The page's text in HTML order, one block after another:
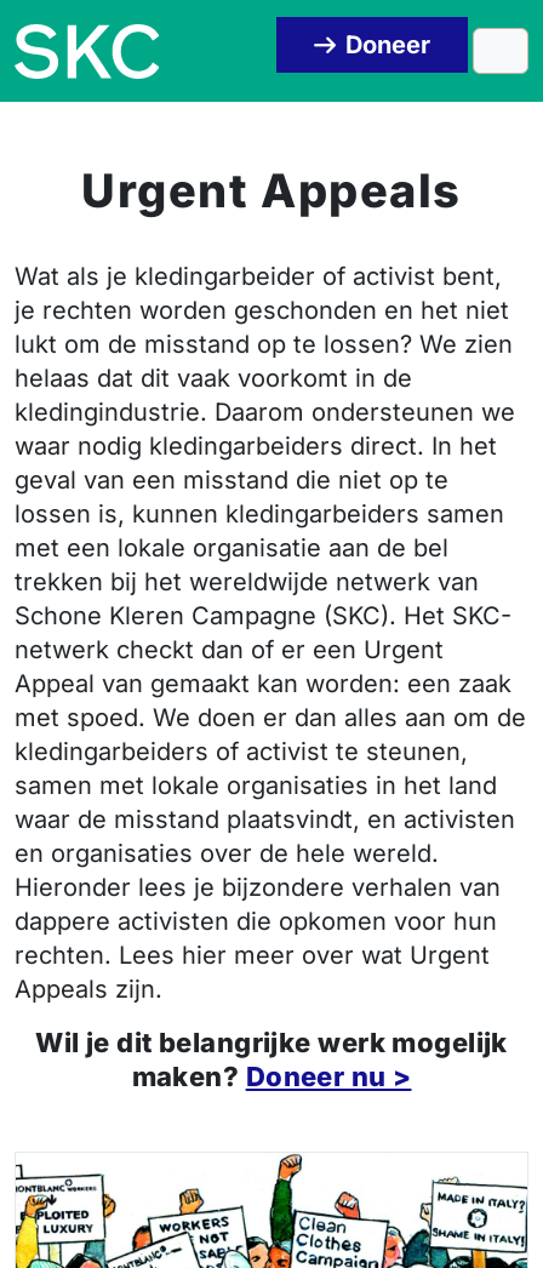
Doneer
Urgent Appeals
Wat als je kledingarbeider of activist bent,
je rechten worden geschonden en het niet
lukt om de misstand op te lossen? We zien
helaas dat dit vaak voorkomt in de
kledingindustrie. Daarom ondersteunen we
waar nodig kledingarbeiders direct. In het
geval van een misstand die niet op te
lossen is, kunnen kledingarbeiders samen
met een lokale organisatie aan de bel
trekken bij het wereldwijde netwerk van
Schone Kleren Campagne (SKC). Het SKC-
netwerk checkt dan of er een Urgent
Appeal van gemaakt kan worden: een zaak
met spoed. We doen er dan alles aan om de
kledingarbeiders of activist te steunen,
samen met lokale organisaties in het land
waar de misstand plaatsvindt, en activisten
en organisaties over de hele wereld.
Hieronder lees je bijzondere verhalen van
dappere activisten die opkomen voor hun
rechten. Lees hier meer over wat Urgent
Appeals zijn.
Wil je dit belangrijke werk mogelijk
maken? Doneer nu >
Arbeiders in Italië betalen de prijs